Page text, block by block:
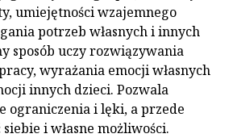
umiejętności wzajemnego
potrzeb własnych i innych
sposób uczy rozwiązywania
wyrażania emocji własnych
innych dzieci. Pozwala
ograniczenia i lęki, a przede
i własne możliwości.